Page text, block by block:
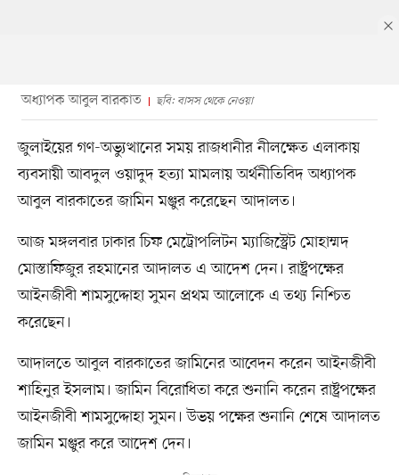
অধ্যাপক আবুল বারকাত ছবি: বাসস থেকে নেওয়া
জুলাইয়ের গণ-অভ্যুত্থানের সময় রাজধানীর নীলক্ষেত এলাকায়
ব্যবসায়ী আবদুল ওয়াদুদ হত্যা মামলায় অর্থনীতিবিদ অধ্যাপক
আবুল বারকাতের জামিন মঞ্জুর করেছেন আদালত।
আজ মঙ্গলবার ঢাকার চিফ মেট্রোপলিটন ম্যাজিস্ট্রেট মোহাম্মদ
মোস্তাফিজুর রহমানের আদালত এ আদেশ দেন। রাষ্ট্রপক্ষের
আইনজীবী শামসুদ্দোহা সুমন প্রথম আলোকে এ তথ্য নিশ্চিত
করেছেন।
আদালতে আবুল বারকাতের জামিনের আবেদন করেন আইনজীবী
শাহিনুর ইসলাম। জামিন বিরোধিতা করে শুনানি করেন রাষ্ট্রপক্ষের
আইনজীবী শামসুদ্দোহা সুমন। উভয় পক্ষের শুনানি শেষে আদালত
জামিন মঞ্জুর করে আদেশ দেন।